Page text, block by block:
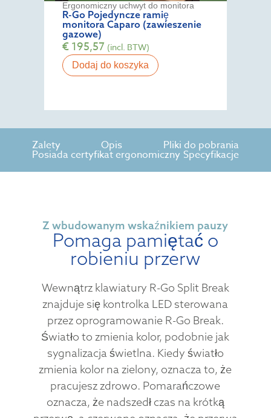
Ergonomiczny uchwyt do monitora
R-Go Pojedyncze ramię
monitora Caparo (zawieszenie
gazowe)
€195,57 (incl. BTW)
Dodaj do koszyka
Zalety Opis Pliki do pobrania
Posiada certyfikat ergonomiczny Specyfikacje
Z wbudowanym wskaźnikiem pauzy
Pomaga pamiętać o
robieniu przerw
Wewnątrz klawiatury R-Go Split Break
znajduje się kontrolka LED sterowana
przez oprogramowanie R-Go Break.
Światło to zmienia kolor, podobnie jak
sygnalizacja świetlna. Kiedy światło
zmienia kolor na zielony, oznacza to, że
pracujesz zdrowo. Pomarańczowe
oznacza, że nadszedł czas na krótką